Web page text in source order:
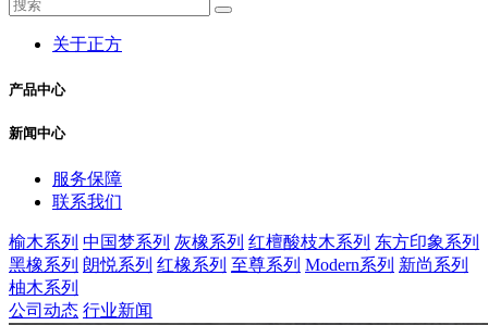
关于正方
产品中心
新闻中心
服务保障
联系我们
榆木系列 中国梦系列 灰橡系列 红檀酸枝木系列 东方印象系列
黑橡系列 朗悦系列 红橡系列 至尊系列 Modern系列 新尚系列
柚木系列
公司动态 行业新闻